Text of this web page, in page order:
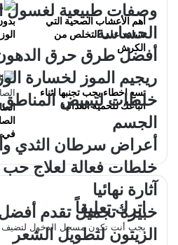
وصفات طبيعية لغسول
الحساسة
أفضل طرق حرق
ريجيم الموز لخسارة
خلطات لتبييض
الجسم
أعراض سرطان الثدي
خلطات فعالة لعلاج حب
آثارة نهائيا
خبيرة تجميل تقدم
الزيتون لتطويل الشعر
أهم الأعشاب الصحية التي
تساعد على التخلص من
الكرش
في
تسع اخطاء يجب تجنبها اثناء
اتباعك للحمية الغذائية
اترك تعليقاً
يجب أنت تكونمسجل الدخول لتضيف